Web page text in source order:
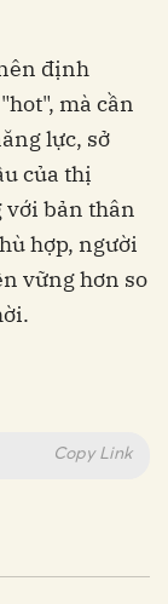
định
mà cần
lực, sở
của thị
với bản thân
hợp, người
vững hơn so
Copy Link